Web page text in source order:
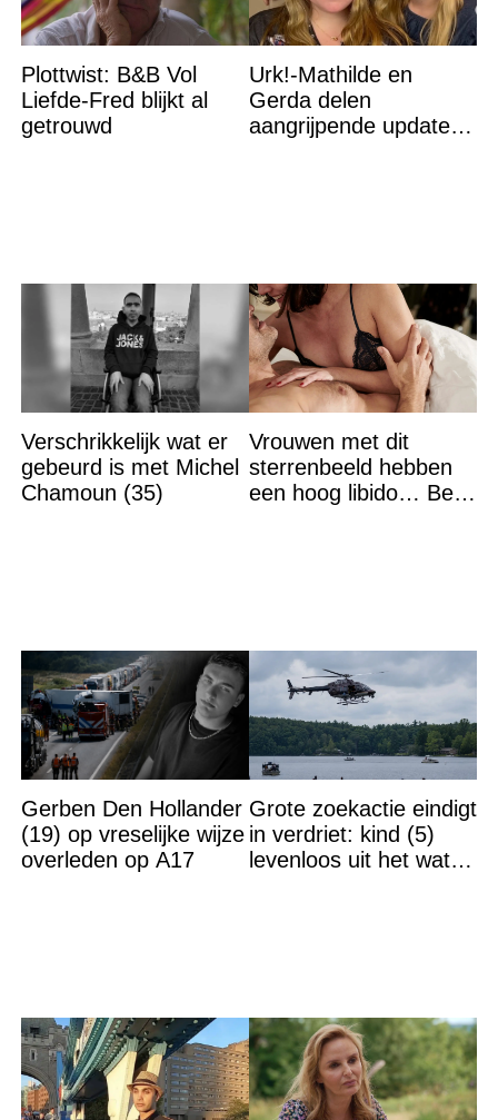
Plottwist: B&B Vol
Liefde-Fred blijkt al
getrouwd
Urk!-Mathilde en
Gerda delen
aangrijpende update
Verschrikkelijk wat er
gebeurd is met Michel
Chamoun (35)
Vrouwen met dit
sterrenbeeld hebben
een hoog libido… Ben
Gerben Den Hollander
(19) op vreselijke wijze
overleden op A17
Grote zoekactie eindigt
in verdriet: kind (5)
levenloos uit het water